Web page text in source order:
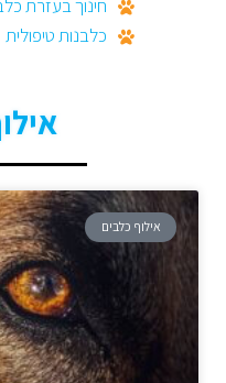
חינוך בעזרת
כלבנות טיפולית
אילוף כלבים